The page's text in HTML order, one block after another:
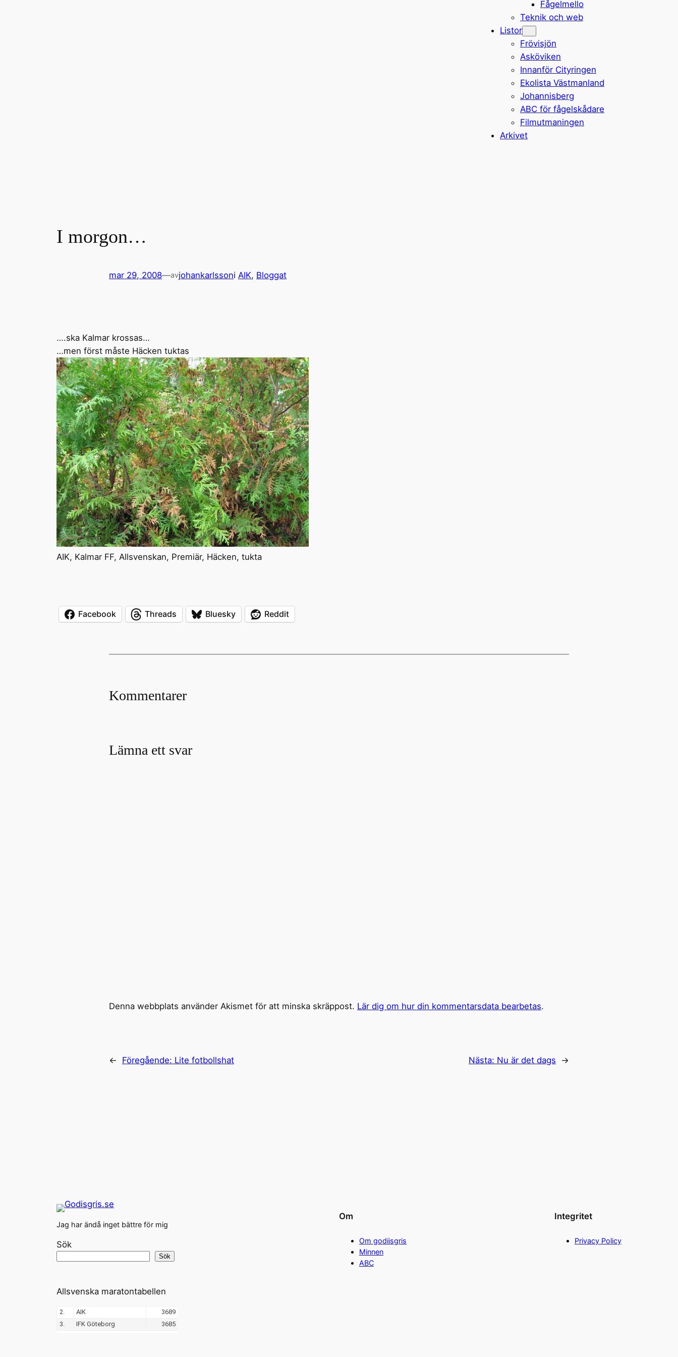
Fågelmello
Teknik och web
Listor
Frövisjön
Asköviken
Innanför Cityringen
Ekolista Västmanland
Johannisberg
ABC för fågelskådare
Filmutmaningen
Arkivet
I morgon…
mar 29, 2008—avjohankarlssoni AIK, Bloggat
….ska Kalmar krossas…
…men först måste Häcken tuktas
AIK, Kalmar FF, Allsvenskan, Premiär, Häcken, tukta
Facebook Threads Bluesky Reddit
Kommentarer
Lämna ett svar
Denna webbplats använder Akismet för att minska skräppost. Lär dig om hur din kommentarsdata bearbetas.
← Föregående: Lite fotbollshat Nästa: Nu är det dags →
Jag har ändå inget bättre för mig
Sök
Sök
Om
Om godiisgris
Minnen
ABC
Integritet
Privacy Policy
Allsvenska maratontabellen